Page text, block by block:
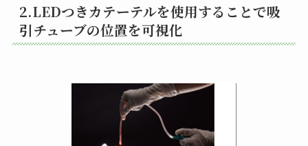
2.LEDつきカテーテルを使用することで吸
引チューブの位置を可視化